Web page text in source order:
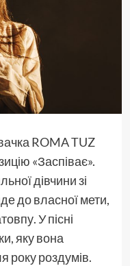
ROMA TUZ
«Заспіває».
дівчини зі
до власної мети,
У пісні
яку вона
року роздумів.